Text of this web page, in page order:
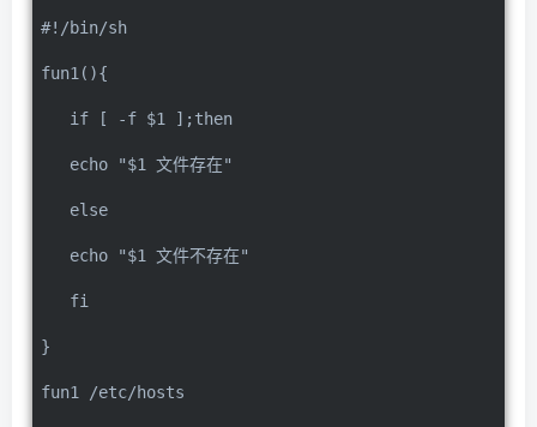
#!/bin/sh
fun1(){
if [ -f $1 ];then
echo "$1 文件存在"
else
echo "$1 文件不存在"
fi
}
fun1 /etc/hosts